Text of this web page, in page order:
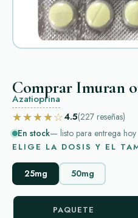
Comprar Imuran
Azatioprina
★★★★☆4.5(227 reseñas)
En stock— listo para entrega hoy
ELIGE LA DOSIS Y EL
25mg 50mg
PAQUETE